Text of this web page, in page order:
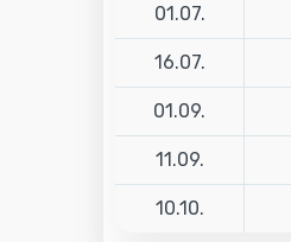
01.07.
16.07.
01.09.
11.09.
10.10.